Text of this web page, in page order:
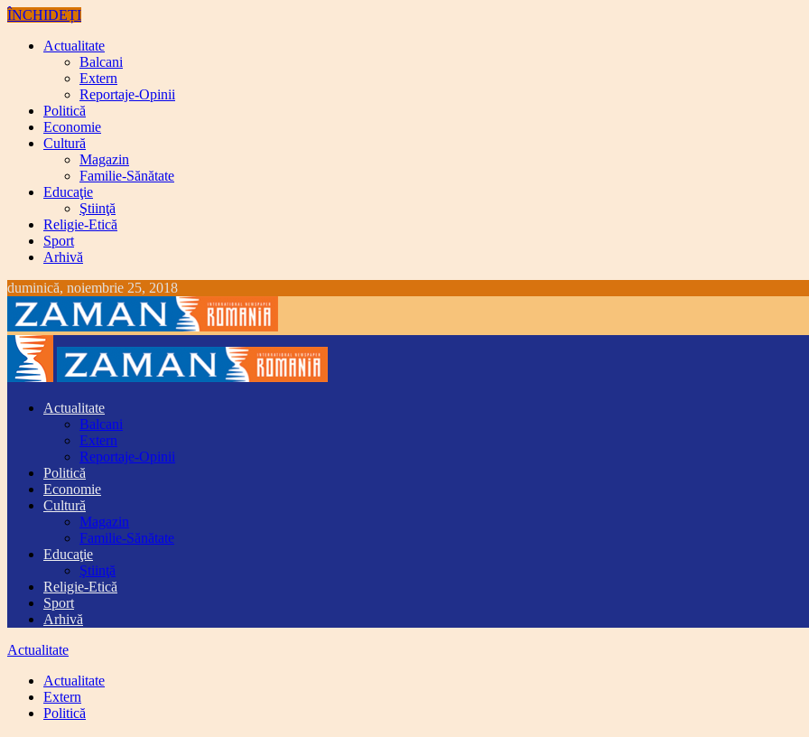
ÎNCHIDEȚI
Actualitate
Balcani
Extern
Reportaje-Opinii
Politică
Economie
Cultură
Magazin
Familie-Sănătate
Educaţie
Ştiinţă
Religie-Etică
Sport
Arhivă
duminică, noiembrie 25, 2018
Actualitate
Balcani
Extern
Reportaje-Opinii
Politică
Economie
Cultură
Magazin
Familie-Sănătate
Educaţie
Ştiinţă
Religie-Etică
Sport
Arhivă
Actualitate
Actualitate
Extern
Politică